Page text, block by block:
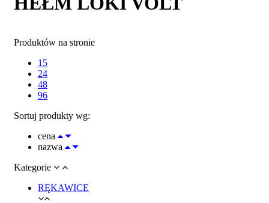
Produktów na stronie
15
24
48
96
Sortuj produkty wg:
cena
nazwa
Kategorie
RĘKAWICE